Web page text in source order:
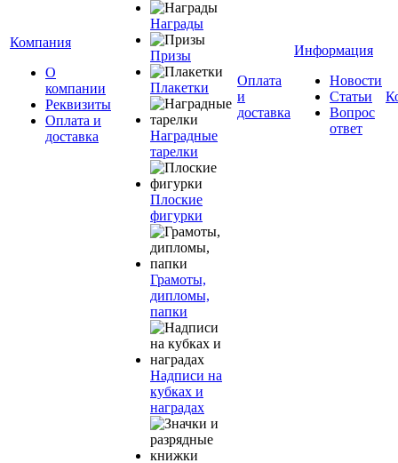
Компания
О
компании
Реквизиты
Оплата и
доставка
Награды
Призы
Плакетки
Наградные
тарелки
Плоские
фигурки
Грамоты,
дипломы,
папки
Надписи на
кубках и
наградах
Оплата
и
доставка
Информация
Новости
Статьи
Вопрос
ответ